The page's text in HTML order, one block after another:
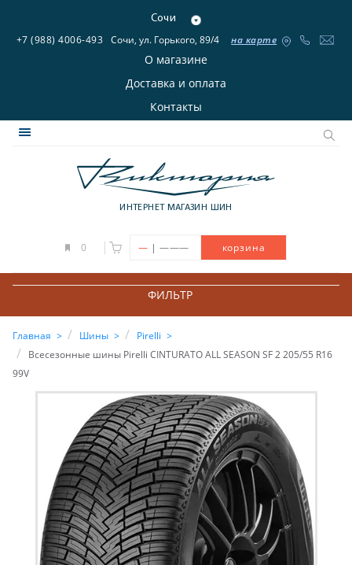
Сочи
+7 (988) 4006-493 Сочи, ул. Горького, 89/4 на карте
О магазине
Доставка и оплата
Контакты
ИНТЕРНЕТ МАГАЗИН ШИН
0 — | ——— корзина
ФИЛЬТР
Главная Шины
Pirelli
Всесезонные шины Pirelli CINTURATO ALL SEASON SF 2 205/55 R16
99V